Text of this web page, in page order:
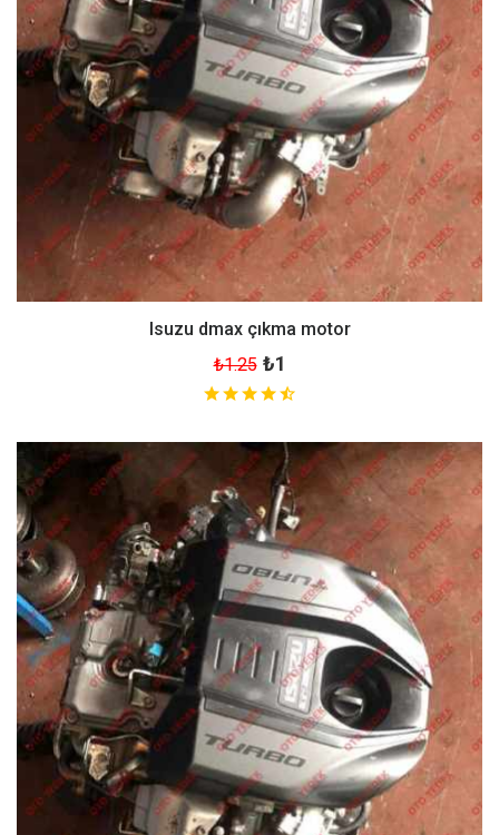
Isuzu dmax çıkma motor
₺1.25 ₺1